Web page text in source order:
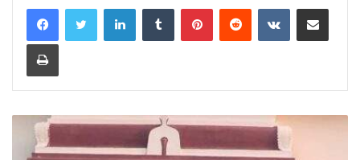
LinkedInTumblr PinterestReddit VKontakteShare via Email
Print